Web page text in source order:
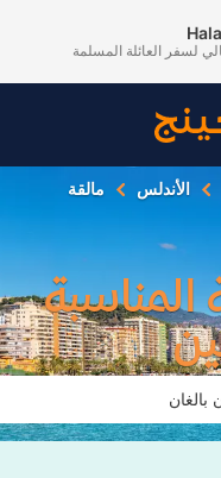
لسفر العائلة المسلمة
الأندلس مالقة
المناسبة